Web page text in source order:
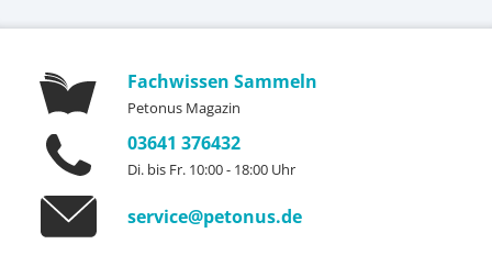
Fachwissen Sammeln
Petonus Magazin
03641 376432
Di. bis Fr. 10:00 - 18:00 Uhr
service@petonus.de